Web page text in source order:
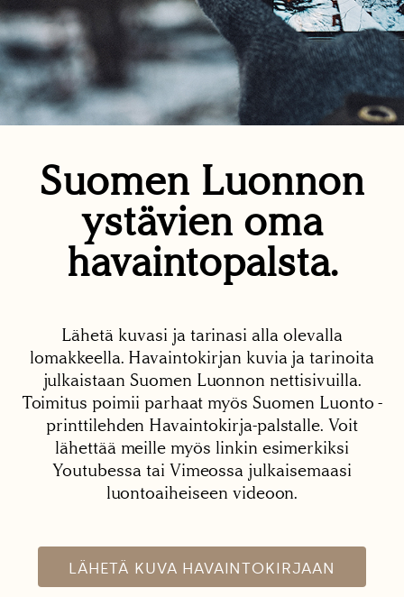
Suomen Luonnon
ystävien oma
havaintopalsta.
Lähetä kuvasi ja tarinasi alla olevalla
lomakkeella. Havaintokirjan kuvia ja tarinoita
julkaistaan Suomen Luonnon nettisivuilla.
Toimitus poimii parhaat myös Suomen Luonto -
printtilehden Havaintokirja-palstalle. Voit
lähettää meille myös linkin esimerkiksi
Youtubessa tai Vimeossa julkaisemaasi
luontoaiheiseen videoon.
LÄHETÄ KUVA HAVAINTOKIRJAAN